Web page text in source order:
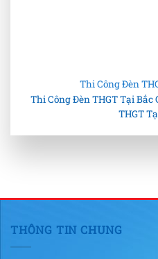
Thi Công Đèn
Thi Công Đèn THGT Tại
THGT
THÔNG TIN CHUNG